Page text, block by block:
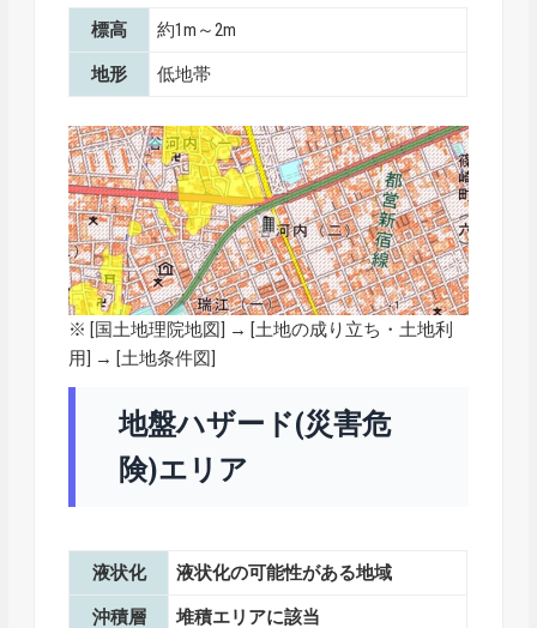
標高 約1m～2m
地形 低地帯
※ [ 国土地理院地図
] → [土地の成り立ち・土地利
用] → [土地条件図]
地盤ハザード(災害危
険)エリア
液状化 液状化の可能性がある地域
沖積層 堆積エリアに該当